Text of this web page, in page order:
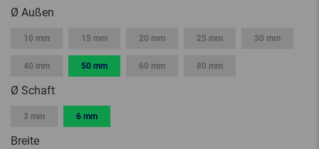
Ø Außen
10 mm 15 mm 20 mm 25 mm 30 mm
40 mm 50 mm 60 mm 80 mm
Ø Schaft
3 mm 6 mm
Breite